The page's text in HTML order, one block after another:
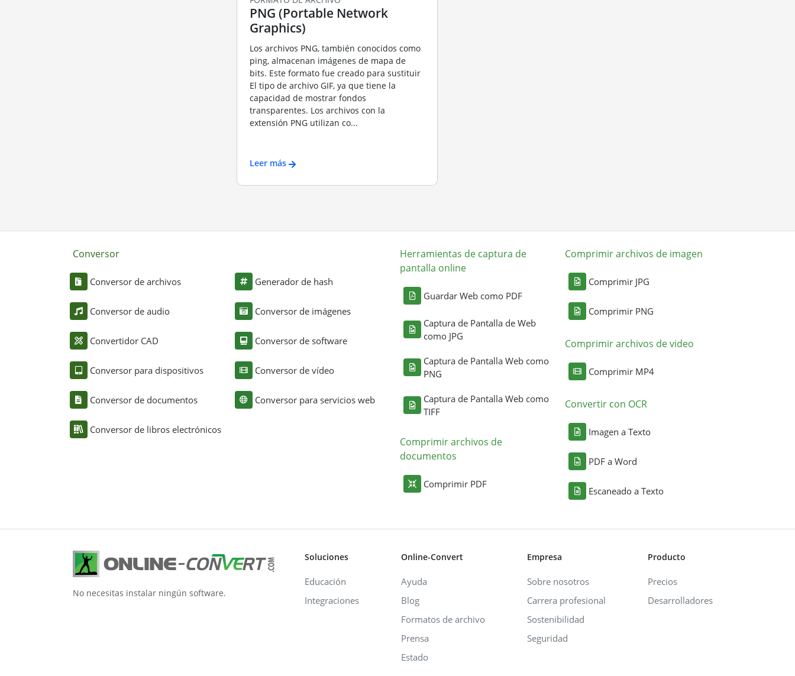
PNG (Portable Network
Graphics)
Los archivos PNG, también conocidos como
ping, almacenan imágenes de mapa de
bits. Este formato fue creado para sustituir
El tipo de archivo GIF, ya que tiene la
capacidad de mostrar fondos
transparentes. Los archivos con la
extensión PNG utilizan co...
Leer más
Conversor
Conversor de archivos
Conversor de audio
Convertidor CAD
Conversor para dispositivos
Conversor de documentos
Conversor de libros electrónicos
Generador de hash
Conversor de imágenes
Conversor de software
Conversor de vídeo
Conversor para servicios web
Herramientas de captura de
pantalla online
Guardar Web como PDF
Captura de Pantalla de Web
como JPG
Captura de Pantalla Web como
PNG
Captura de Pantalla Web como
TIFF
Comprimir archivos de
documentos
Comprimir PDF
Comprimir archivos de imagen
Comprimir JPG
Comprimir PNG
Comprimir archivos de video
Comprimir MP4
Convertir con OCR
Imagen a Texto
PDF a Word
Escaneado a Texto
No necesitas instalar ningún software.
Soluciones
Educación
Integraciones
Online-Convert
Ayuda
Blog
Formatos de archivo
Prensa
Estado
Empresa
Sobre nosotros
Carrera profesional
Sostenibilidad
Seguridad
Producto
Precios
Desarrolladores